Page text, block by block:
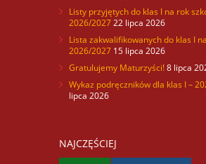
Listy przyjętych do klas I na rok
2026/202722 lipca 2026
Lista zakwalifikowanych do klas I
2026/2027 15 lipca 2026
Gratulujemy Maturzyści!8 lipca
Wykaz podręczników dla klas I –
lipca 2026
NAJCZĘŚCIEJ